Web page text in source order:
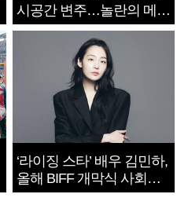
시공간 변주…놀란의 메시
지는 ‘전쟁 속죄’
‘라이징 스타’ 배우 김민하,
올해 BIFF 개막식 사회자
확정